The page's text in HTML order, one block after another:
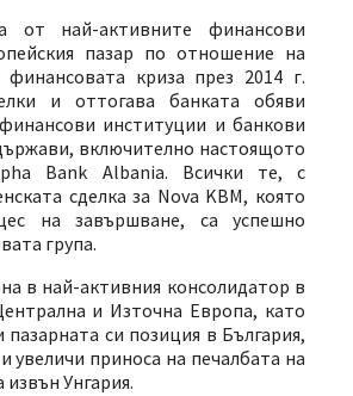
най-активните финансови
пазар по отношение на
криза през 2014 г.
и оттогава банката обяви
институции и банкови
включително настоящото
Bank Albania. Всички те, с
сделка за Nova KBM, която
на завършване, са успешно
група.
в най-активния консолидатор в
и Източна Европа, като
си позиция в България,
увеличи приноса на печалбата на
извън Унгария.